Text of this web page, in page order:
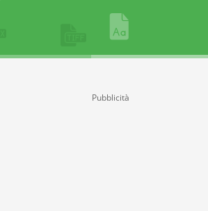
Pubblicità